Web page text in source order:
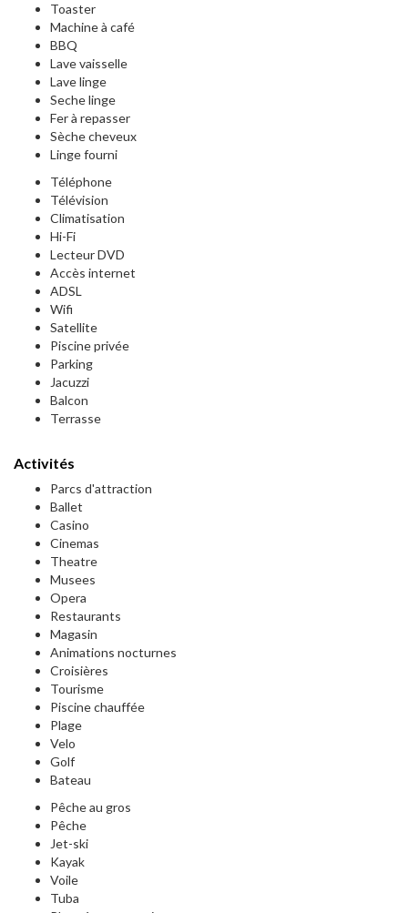
Toaster
Machine à café
BBQ
Lave vaisselle
Lave linge
Seche linge
Fer à repasser
Sèche cheveux
Linge fourni
Téléphone
Télévision
Climatisation
Hi-Fi
Lecteur DVD
Accès internet
ADSL
Wifi
Satellite
Piscine privée
Parking
Jacuzzi
Balcon
Terrasse
Activités
Parcs d'attraction
Ballet
Casino
Cinemas
Theatre
Musees
Opera
Restaurants
Magasin
Animations nocturnes
Croisières
Tourisme
Piscine chauffée
Plage
Velo
Golf
Bateau
Pêche au gros
Pêche
Jet-ski
Kayak
Voile
Tuba